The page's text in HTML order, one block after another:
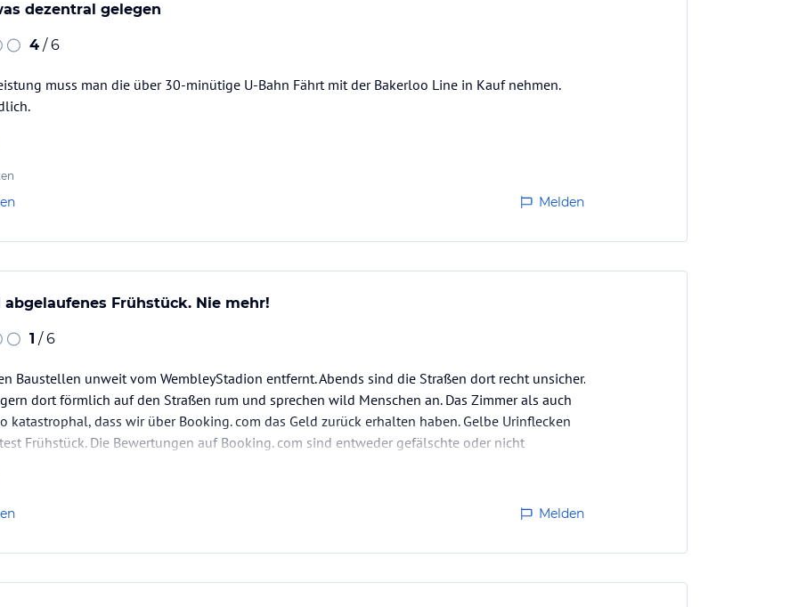
dezentral gelegen
4 / 6
muss man die über 30-minütige U-Bahn Fährt mit der Bakerloo Line in Kauf nehmen.
Melden
Frühstück. Nie mehr!
1 / 6
Baustellen unweit vom WembleyStadion entfernt. Abends sind die Straßen dort recht unsicher.
dort förmlich auf den Straßen rum und sprechen wild Menschen an. Das Zimmer als auch
katastrophal, dass wir über Booking. com das Geld zurück erhalten haben. Gelbe Urinflecken
Frühstück. Die Bewertungen auf Booking. com sind entweder gefälschte oder nicht
Melden